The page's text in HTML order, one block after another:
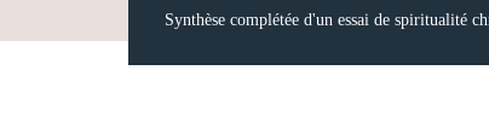
Synthèse complétée d'un essai de spiritualité